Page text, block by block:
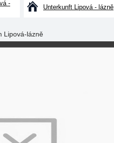
-
Unterkunft Lipová - lázně
Lipová-lázně